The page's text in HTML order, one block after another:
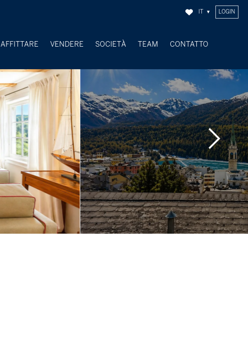
LOGIN
AFFITTARE VENDERE
SOCIETÀ
TEAM CONTATTO